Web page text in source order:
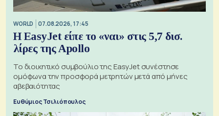
WORLD 07.08.2026, 17:45
Η EasyJet είπε το «ναι» στις 5,7 δισ.
λίρες της Apollo
Το διοικητικό συμβούλιο της EasyJet συνέστησε
ομόφωνα την προσφορά μετρητών μετά από μήνες
αβεβαιότητας
Ευθύμιος Τσιλιόπουλος